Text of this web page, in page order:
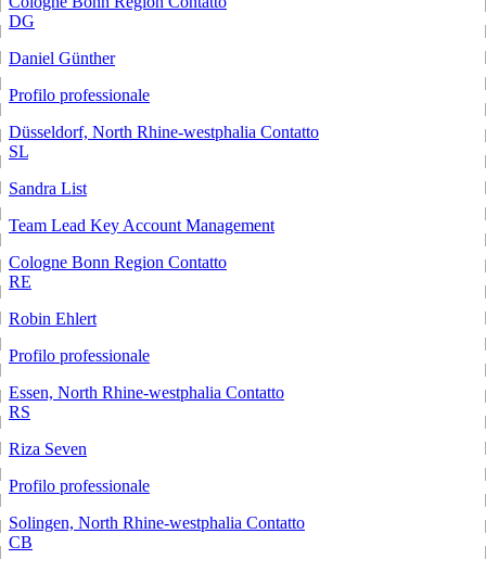
DG
Daniel Günther
Profilo professionale
Düsseldorf, North Rhine-westphalia Contatto
SL
Sandra List
Team Lead Key Account Management
Cologne Bonn Region Contatto
RE
Robin Ehlert
Profilo professionale
Essen, North Rhine-westphalia Contatto
RS
Riza Seven
Profilo professionale
Solingen, North Rhine-westphalia Contatto
CB